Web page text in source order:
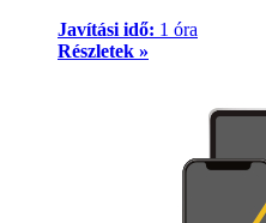
Javítási idő: 1 óra
Részletek »